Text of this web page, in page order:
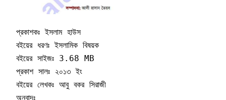
প্রকাশকঃ ইসলাম হাউস
বইয়ের ধরণঃ ইসলামিক বিষয়ক
বইয়ের সাইজঃ 3.68 MB
প্রকাশ সালঃ ২০১৩ ইং
বইয়ের লেখকঃ আবু বকর সিরাজী
অনুবাদঃ